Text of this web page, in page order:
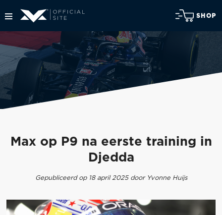
SHOP
Max op P9 na eerste training in
Djedda
Gepubliceerd op 18 april 2025 door Yvonne Huijs